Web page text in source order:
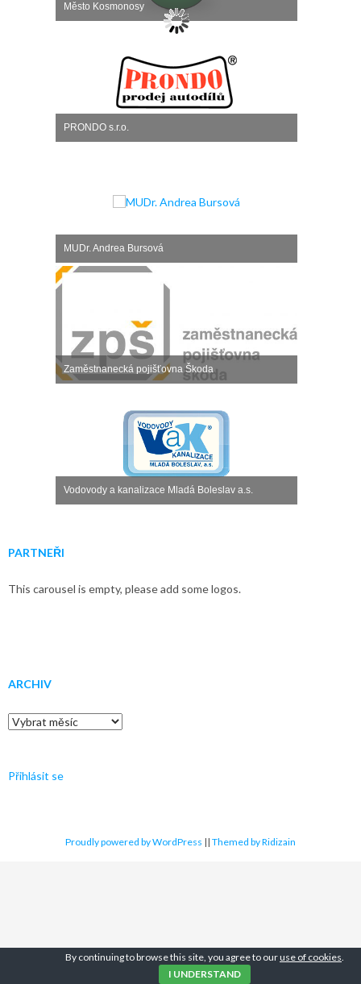
Město Kosmonosy
PRONDO s.r.o.
MUDr. Andrea Bursová
Zaměstnanecká pojišťovna Škoda
Vodovody a kanalizace Mladá Boleslav a.s.
PARTNEŘI
This carousel is empty, please add some logos.
ARCHIV
Archiv
Přihlásit se
Proudly powered by WordPress || Themed by Ridizain
By continuing to browse this site, you agree to ouruse of cookies.
I UNDERSTAND